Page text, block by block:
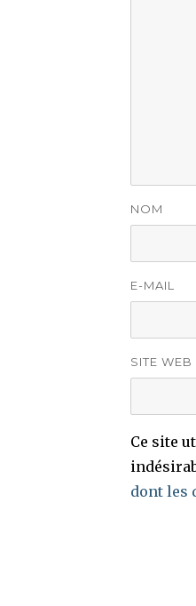
NOM
E-MAIL
SITE WEB
Ce site
dont les